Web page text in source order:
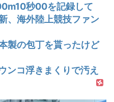
秒00を記録して
、海外陸上競技ファン
製の包丁を貰ったけど
ンコ浮きまくりで汚え